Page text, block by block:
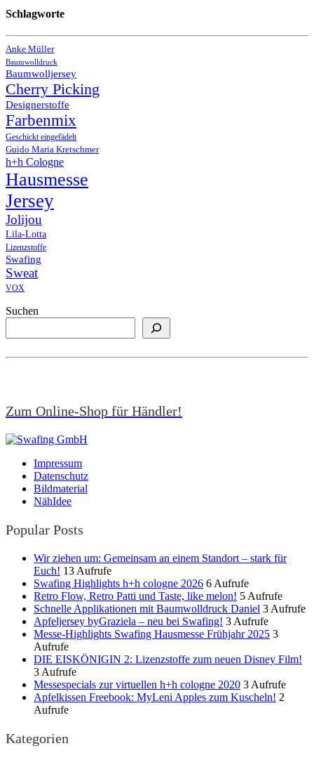
Schlagworte
Anke Müller
Baumwolldruck
Baumwolljersey
Cherry Picking
Designerstoffe
Farbenmix
Geschickt eingefädelt
Guido Maria Kretschmer
h+h Cologne
Hausmesse
Jersey
Jolijou
Lila-Lotta
Lizenzstoffe
Swafing
Sweat
VOX
Suchen
Zum Online-Shop für Händler!
Impressum
Datenschutz
Bildmaterial
NähIdee
Popular Posts
Wir ziehen um: Gemeinsam an einem Standort – stark für
Euch! 13 Aufrufe
Swafing Highlights h+h cologne 2026 6 Aufrufe
Retro Flow, Retro Patti und Taste, like melon! 5 Aufrufe
Schnelle Applikationen mit Baumwolldruck Daniel 3 Aufrufe
Apfeljersey byGraziela – neu bei Swafing! 3 Aufrufe
Messe-Highlights Swafing Hausmesse Frühjahr 2025 3
Aufrufe
DIE EISKÖNIGIN 2: Lizenzstoffe zum neuen Disney Film!
3 Aufrufe
Messespecials zur virtuellen h+h cologne 2020 3 Aufrufe
Apfelkissen Freebook: MyLeni Apples zum Kuscheln! 2
Aufrufe
Kategorien